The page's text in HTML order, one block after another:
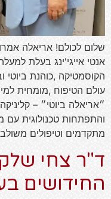
שלום לכולם! אריאלה
הקוסמטיקה ,כוהנת
עולם הטיפוח ,מומחית
״אריאלה ביוטי״ –
והתפתחות טכנולוגית עם
מתקדמים וטיפולים
ד"ר צחי
החידושים